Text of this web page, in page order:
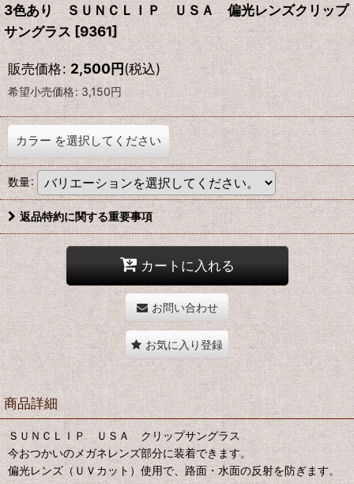
3色あり ＳＵＮＣＬＩＰ ＵＳＡ 偏光レンズクリップ
サングラス [9361]
販売価格: 2,500円(税込)
希望小売価格: 3,150円
カラー を選択してください
数量:
返品特約に関する重要事項
カートに入れる
お問い合わせ
お気に入り登録
商品詳細
ＳＵＮＣＬＩＰ ＵＳＡ クリップサングラス
今おつかいのメガネレンズ部分に装着できます。
偏光レンズ（ＵＶカット）使用で、路面・水面の反射を防ぎます。